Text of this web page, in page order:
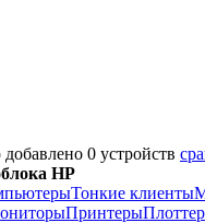
0 устройств
HP
Тонкие клиенты
Принтеры